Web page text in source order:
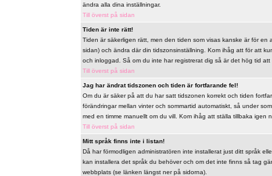
ändra alla dina inställningar.
Till överst på sidan
Tiden är inte rätt!
Tiden är säkerligen rätt, men den tiden som visas kanske är för
sidan) och ändra där din tidszonsinställning. Kom ihåg att för att
och inloggad. Så om du inte har registrerat dig så är det hög tid
Till överst på sidan
Jag har ändrat tidszonen och tiden är fortfarande fel!
Om du är säker på att du har satt tidszonen korrekt och tiden
förändringar mellan vinter och sommartid automatiskt, så under
med en timme manuellt om du vill. Kom ihåg att ställa tillbaka igen
Till överst på sidan
Mitt språk finns inte i listan!
Då har förmodligen administratören inte installerat just ditt språk
kan installera det språk du behöver och om det inte finns så tag
webbplats (se länken längst ner på sidorna).